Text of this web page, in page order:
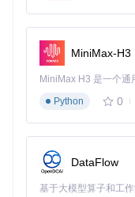
在"小爱设备控制"
设置音乐存储路径
三、场景化应用
"小爱同学，明天早
被温柔唤醒。系统会
渡到清醒状态。
MiniMax-H3
Python
0
DataFlow
基于大模型算子和工